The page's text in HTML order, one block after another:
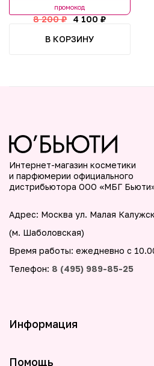
промокод
8 200 ₽
4 100 ₽
В КОРЗИНУ
Интернет-магазин косметики
и парфюмерии официального
дистрибьютора ООО «МБГ
Адрес: Москва ул. Малая
(м. Шаболовская)
Время работы: ежедневно с
Телефон: 8 (495) 989-85-25
Информация
Помощь